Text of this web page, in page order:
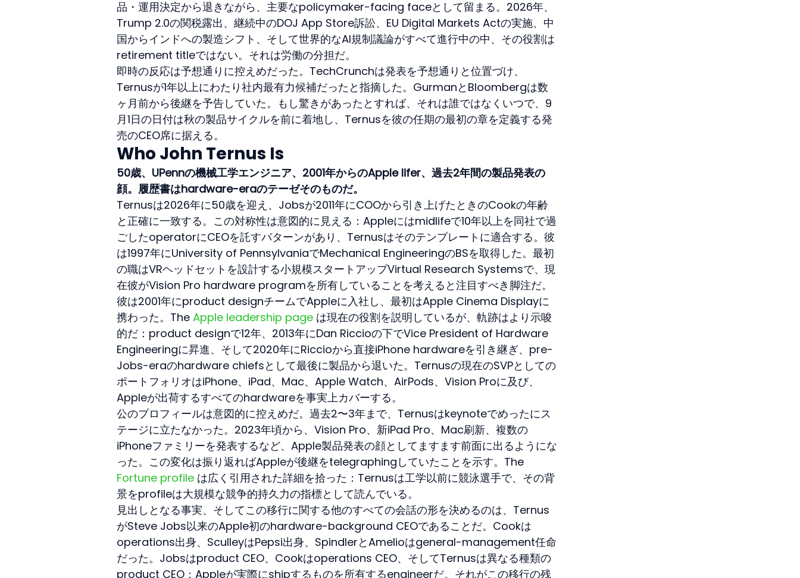
品・運用決定から退きながら、主要なpolicymaker-facing faceとして留まる。2026年、
Trump 2.0の関税露出、継続中のDOJ App Store訴訟、EU Digital Markets Actの実施、中
国からインドへの製造シフト、そして世界的なAI規制議論がすべて進行中の中、その役割は
retirement titleではない。それは労働の分担だ。
即時の反応は予想通りに控えめだった。TechCrunchは発表を予想通りと位置づけ、
Ternusが1年以上にわたり社内最有力候補だったと指摘した。GurmanとBloombergは数
ヶ月前から後継を予告していた。もし驚きがあったとすれば、それは誰ではなくいつで、9
月1日の日付は秋の製品サイクルを前に着地し、Ternusを彼の任期の最初の章を定義する発
売のCEO席に据える。
Who John Ternus Is
50歳、UPennの機械工学エンジニア、2001年からのApple lifer、過去2年間の製品発表の
顔。履歴書はhardware-eraのテーゼそのものだ。
Ternusは2026年に50歳を迎え、Jobsが2011年にCOOから引き上げたときのCookの年齢
と正確に一致する。この対称性は意図的に見える：Appleにはmidlifeで10年以上を同社で過
ごしたoperatorにCEOを託すパターンがあり、Ternusはそのテンプレートに適合する。彼
は1997年にUniversity of PennsylvaniaでMechanical EngineeringのBSを取得した。最初
の職はVRヘッドセットを設計する小規模スタートアップVirtual Research Systemsで、現
在彼がVision Pro hardware programを所有していることを考えると注目すべき脚注だ。
彼は2001年にproduct designチームでAppleに入社し、最初はApple Cinema Displayに
携わった。The Apple leadership page は現在の役割を説明しているが、軌跡はより示唆
的だ：product designで12年、2013年にDan Riccioの下でVice President of Hardware
Engineeringに昇進、そして2020年にRiccioから直接iPhone hardwareを引き継ぎ、pre-
Jobs-eraのhardware chiefsとして最後に製品から退いた。Ternusの現在のSVPとしての
ポートフォリオはiPhone、iPad、Mac、Apple Watch、AirPods、Vision Proに及び、
Appleが出荷するすべてのhardwareを事実上カバーする。
公のプロフィールは意図的に控えめだ。過去2〜3年まで、Ternusはkeynoteでめったにス
テージに立たなかった。2023年頃から、Vision Pro、新iPad Pro、Mac刷新、複数の
iPhoneファミリーを発表するなど、Apple製品発表の顔としてますます前面に出るようにな
った。この変化は振り返ればAppleが後継をtelegraphingしていたことを示す。The
Fortune profile は広く引用された詳細を拾った：Ternusは工学以前に競泳選手で、その背
景をprofileは大規模な競争的持久力の指標として読んでいる。
見出しとなる事実、そしてこの移行に関する他のすべての会話の形を決めるのは、Ternus
がSteve Jobs以来のApple初のhardware-background CEOであることだ。Cookは
operations出身、SculleyはPepsi出身、SpindlerとAmelioはgeneral-management任命
だった。Jobsはproduct CEO、Cookはoperations CEO、そしてTernusは異なる種類の
product CEO：Appleが実際にshipするものを所有するengineerだ。それがこの移行の残